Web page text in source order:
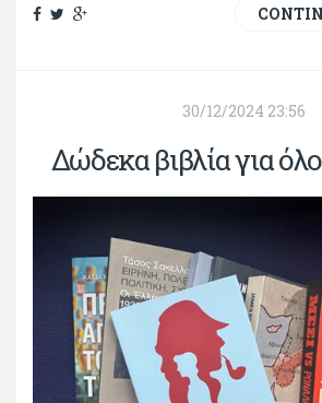
30/12/2024 23:56
Δώδεκα βιβλία για